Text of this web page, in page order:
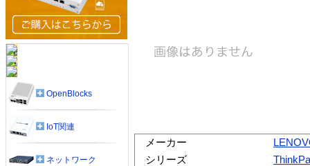
メーカー
シリーズ
OpenBlocks
IoT関連
ネットワーク